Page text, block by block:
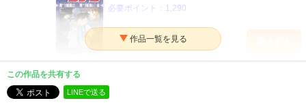
小学館 必要ポイント： 1,290
この作品を共有する
LINEで送る